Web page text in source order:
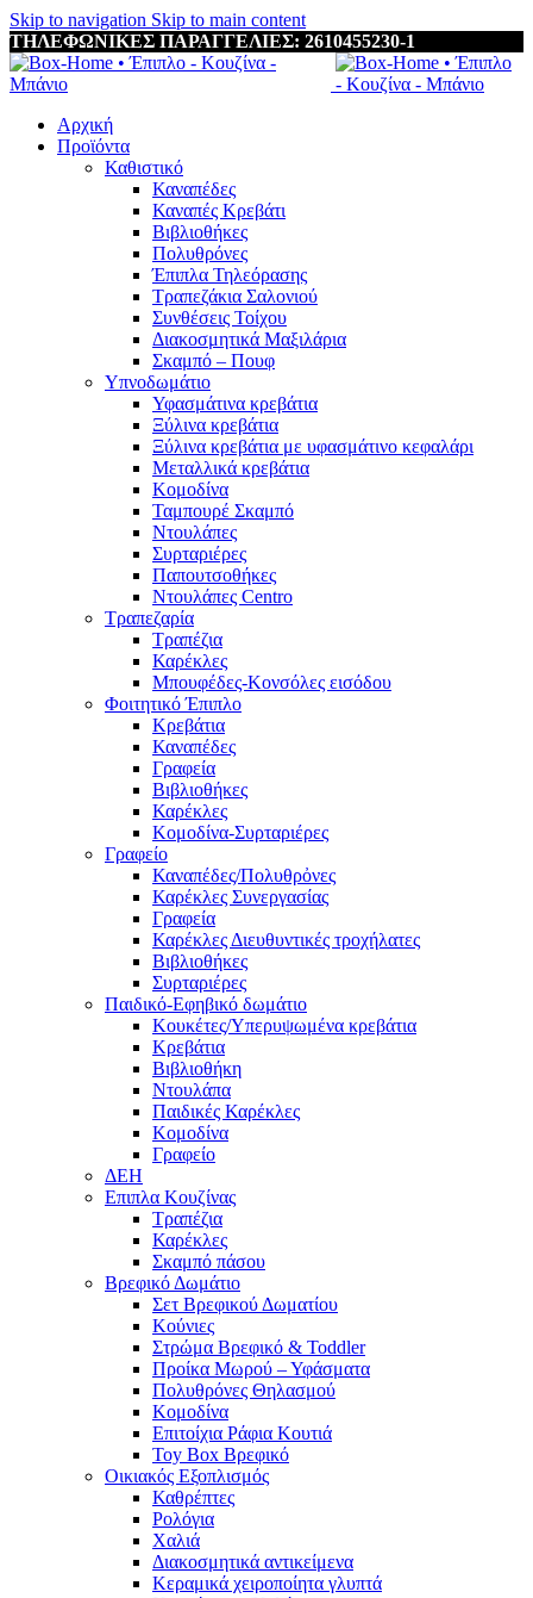
Skip to navigation Skip to main content
ΤΗΛΕΦΩΝΙΚΕΣ ΠΑΡΑΓΓΕΛΙΕΣ: 2610455230-1
Αρχική
Προϊόντα
Καθιστικό
Καναπέδες
Καναπές Κρεβάτι
Βιβλιοθήκες
Πολυθρόνες
Έπιπλα Τηλεόρασης
Τραπεζάκια Σαλονιού
Συνθέσεις Τοίχου
Διακοσμητικά Μαξιλάρια
Σκαμπό – Πουφ
Υπνοδωμάτιο
Υφασμάτινα κρεβάτια
Ξύλινα κρεβάτια
Ξύλινα κρεβάτια με υφασμάτινο κεφαλάρι
Mεταλλικά κρεβάτια
Κομοδίνα
Ταμπουρέ Σκαμπό
Ντουλάπες
Συρταριέρες
Παπουτσοθήκες
Ντουλάπες Centro
Τραπεζαρία
Τραπέζια
Καρέκλες
Μπουφέδες-Κονσόλες εισόδου
Φοιτητικό Έπιπλο
Κρεβάτια
Καναπέδες
Γραφεία
Βιβλιοθήκες
Καρέκλες
Κομοδίνα-Συρταριέρες
Γραφείο
Καναπέδες/Πολυθρὀνες
Καρέκλες Συνεργασίας
Γραφεία
Καρέκλες Διευθυντικές τροχήλατες
Βιβλιοθήκες
Συρταριέρες
Παιδικό-Εφηβικό δωμάτιο
Κουκέτες/Υπερυψωμένα κρεβάτια
Κρεβάτια
Βιβλιοθήκη
Ντουλάπα
Παιδικές Καρέκλες
Κομοδίνα
Γραφείο
ΔΕΗ
Επιπλα Κουζίνας
Τραπέζια
Καρέκλες
Σκαμπό πάσου
Βρεφικό Δωμάτιο
Σετ Βρεφικού Δωματίου
Κούνιες
Στρώμα Βρεφικό & Toddler
Προίκα Μωρού – Υφάσματα
Πολυθρόνες Θηλασμού
Κομοδίνα
Επιτοίχια Ράφια Κουτιά
Toy Box Βρεφικό
Οικιακός Εξοπλισμός
Καθρέπτες
Ρολόγια
Χαλιά
Διακοσμητικά αντικείμενα
Κεραμικά χειροποίητα γλυπτά